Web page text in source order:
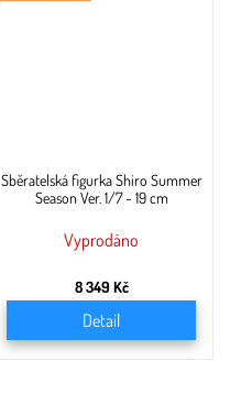
Sběratelská figurka Shiro Summer
Season Ver. 1/7 - 19 cm
Vyprodáno
8 349 Kč
Detail